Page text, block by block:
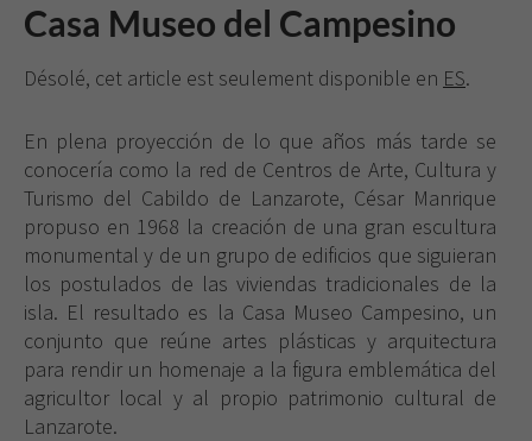
Casa Museo del Campesino
Désolé, cet article est seulement disponible en ES.
En plena proyección de lo que años más tarde se
conocería como la red de Centros de Arte, Cultura y
Turismo del Cabildo de Lanzarote, César Manrique
propuso en 1968 la creación de una gran escultura
monumental y de un grupo de edificios que siguieran
los postulados de las viviendas tradicionales de la
isla. El resultado es la Casa Museo Campesino, un
conjunto que reúne artes plásticas y arquitectura
para rendir un homenaje a la figura emblemática del
agricultor local y al propio patrimonio cultural de
Lanzarote.